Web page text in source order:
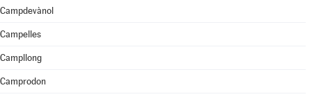
Campdevànol
Campelles
Campllong
Camprodon